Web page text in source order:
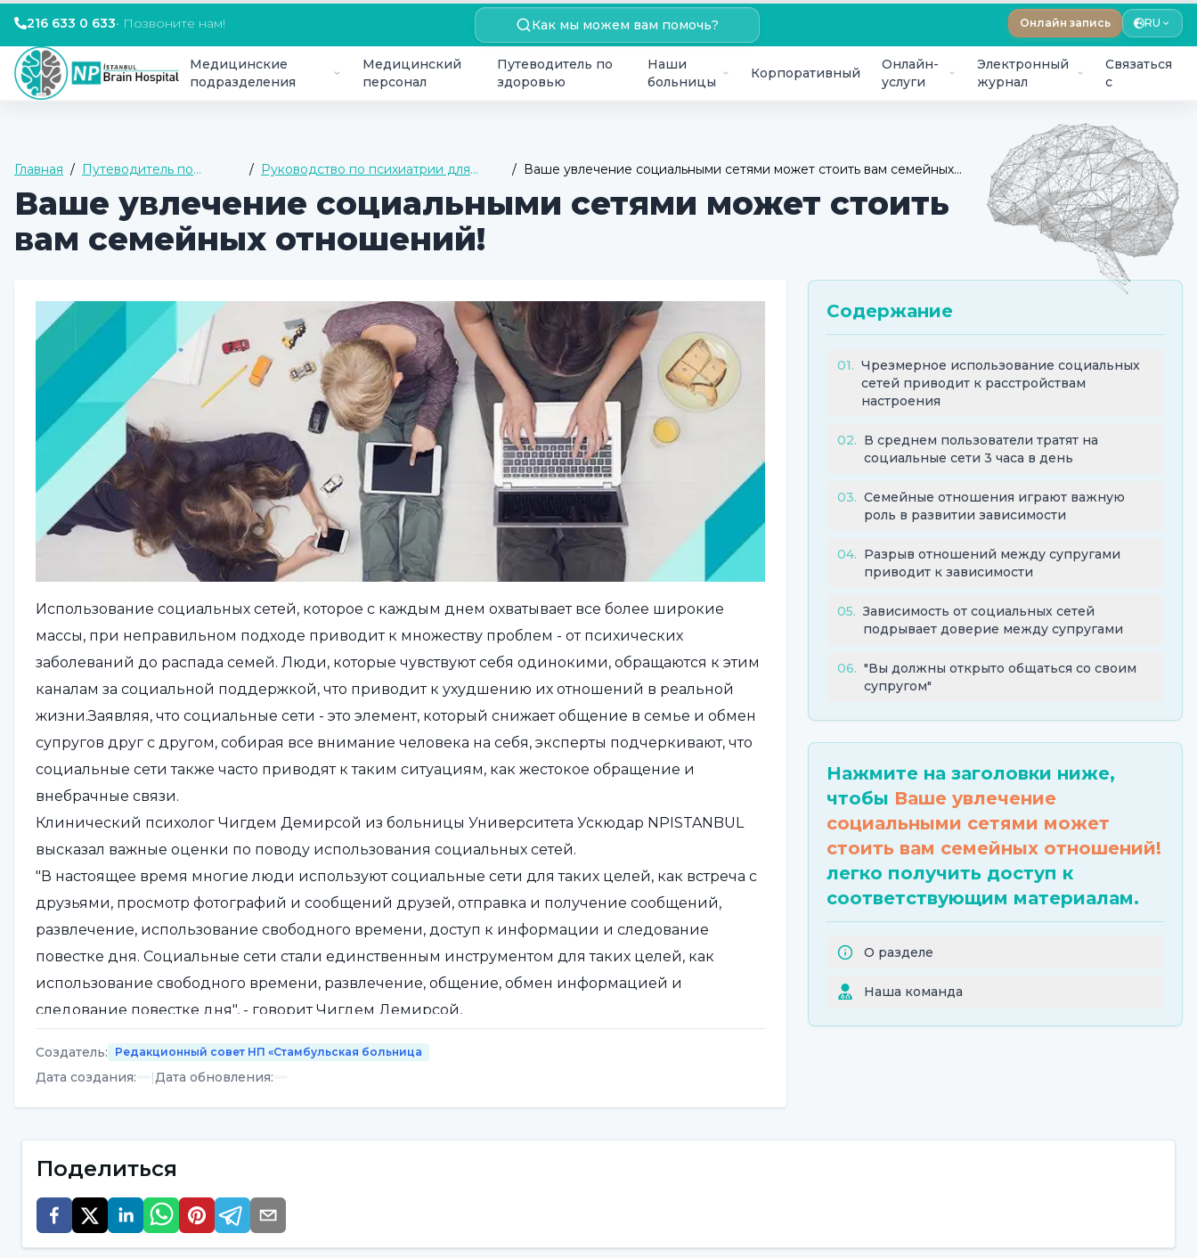
216 633 0 633• Позвоните нам! Как мы можем вам помочь? Онлайн запись RU
Медицинские
подразделения
Медицинский
персонал
Путеводитель по
здоровью
Наши
больницы
Корпоративный
Онлайн-
услуги
Электронный
журнал
Связаться
с
Главная / Путеводитель по
/ Руководство по психиатрии для
/ Ваше увлечение социальными сетями может стоить вам семейных
Ваше увлечение социальными сетями может стоить
вам семейных отношений!
Использование социальных сетей, которое с каждым днем охватывает все более широкие
массы, при неправильном подходе приводит к множеству проблем - от психических
заболеваний до распада семей. Люди, которые чувствуют себя одинокими, обращаются к этим
каналам за социальной поддержкой, что приводит к ухудшению их отношений в реальной
жизни.Заявляя, что социальные сети - это элемент, который снижает общение в семье и обмен
супругов друг с другом, собирая все внимание человека на себя, эксперты подчеркивают, что
социальные сети также часто приводят к таким ситуациям, как жестокое обращение и
внебрачные связи.
Клинический психолог Чигдем Демирсой из больницы Университета Ускюдар NPISTANBUL
высказал важные оценки по поводу использования социальных сетей.
"В настоящее время многие люди используют социальные сети для таких целей, как встреча с
друзьями, просмотр фотографий и сообщений друзей, отправка и получение сообщений,
развлечение, использование свободного времени, доступ к информации и следование
повестке дня. Социальные сети стали единственным инструментом для таких целей, как
использование свободного времени, развлечение, общение, обмен информацией и
следование повестке дня", - говорит Чигдем Демирсой,
"Подобно телевидению и компьютерам, социальные медиа и социальные сети являются
фактором, который уменьшает общение в семье и обмен супругов друг с другом, собирая все
Чрезмерное использование социальных сетей приводит
к расстройствам настроения
Демирсой заявил, что к зависимости от социальных сетей недавно добавилось
Создатель: Редакционный совет НП «Стамбульская больница
Дата создания: |Дата обновления:
Содержание
01. Чрезмерное использование социальных
сетей приводит к расстройствам
настроения
02. В среднем пользователи тратят на
социальные сети 3 часа в день
03. Семейные отношения играют важную
роль в развитии зависимости
04. Разрыв отношений между супругами
приводит к зависимости
05. Зависимость от социальных сетей
подрывает доверие между супругами
06. "Вы должны открыто общаться со своим
супругом"
Нажмите на заголовки ниже,
чтобы Ваше увлечение
социальными сетями может
стоить вам семейных отношений!
легко получить доступ к
соответствующим материалам.
О разделе
Наша команда
Поделиться